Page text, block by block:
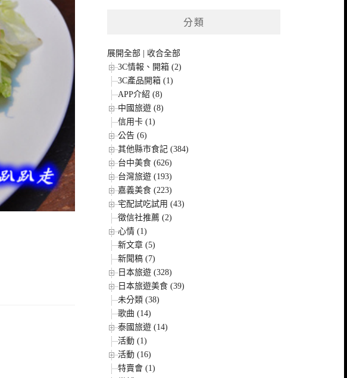
分類
展開全部
收合全部
3C情報、開箱 (2)
3C產品開箱 (1)
APP介紹 (8)
中國旅遊 (8)
信用卡 (1)
公告 (6)
其他縣市食記 (384)
台中美食 (626)
台灣旅遊 (193)
嘉義美食 (223)
宅配試吃試用 (43)
徵信社推薦 (2)
心情 (1)
新文章 (5)
新聞稿 (7)
日本旅遊 (328)
日本旅遊美食 (39)
未分類 (38)
歌曲 (14)
泰國旅遊 (14)
活動 (1)
活動 (16)
特賣會 (1)